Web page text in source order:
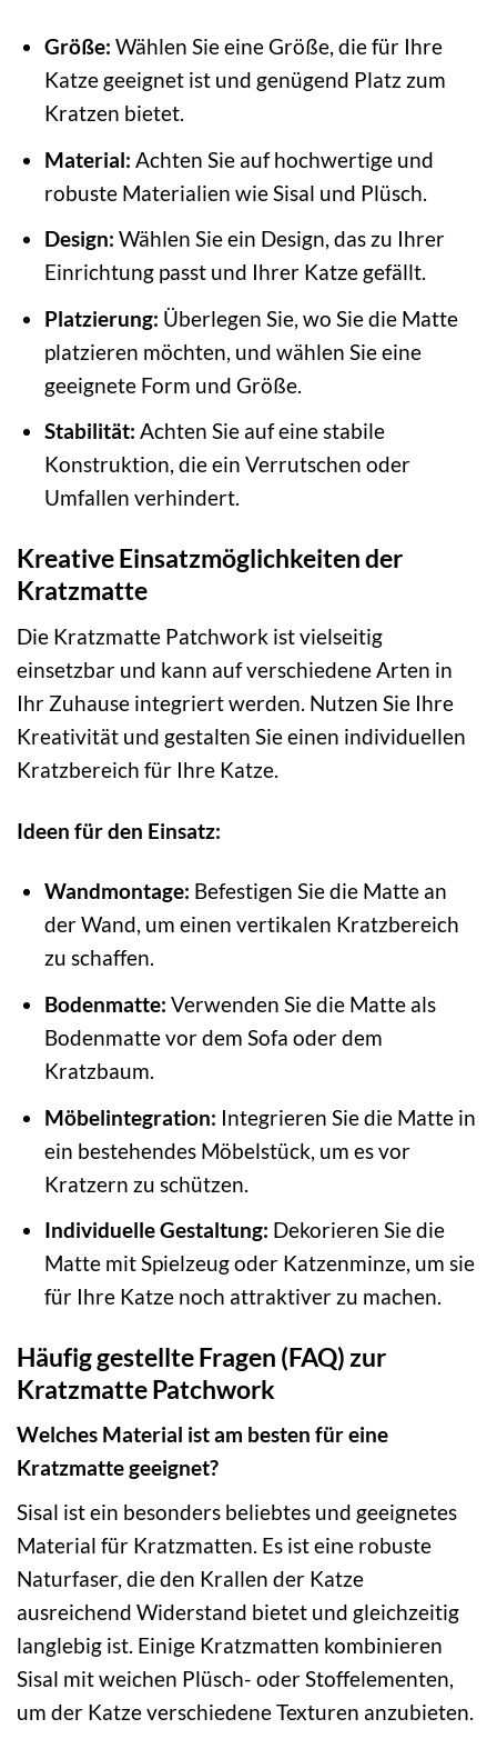
Größe: Wählen Sie eine Größe, die für Ihre
Katze geeignet ist und genügend Platz zum
Kratzen bietet.
Material: Achten Sie auf hochwertige und
robuste Materialien wie Sisal und Plüsch.
Design: Wählen Sie ein Design, das zu Ihrer
Einrichtung passt und Ihrer Katze gefällt.
Platzierung: Überlegen Sie, wo Sie die Matte
platzieren möchten, und wählen Sie eine
geeignete Form und Größe.
Stabilität: Achten Sie auf eine stabile
Konstruktion, die ein Verrutschen oder
Umfallen verhindert.
Kreative Einsatzmöglichkeiten der
Kratzmatte
Die Kratzmatte Patchwork ist vielseitig
einsetzbar und kann auf verschiedene Arten in
Ihr Zuhause integriert werden. Nutzen Sie Ihre
Kreativität und gestalten Sie einen individuellen
Kratzbereich für Ihre Katze.
Ideen für den Einsatz:
Wandmontage: Befestigen Sie die Matte an
der Wand, um einen vertikalen Kratzbereich
zu schaffen.
Bodenmatte: Verwenden Sie die Matte als
Bodenmatte vor dem Sofa oder dem
Kratzbaum.
Möbelintegration: Integrieren Sie die Matte in
ein bestehendes Möbelstück, um es vor
Kratzern zu schützen.
Individuelle Gestaltung: Dekorieren Sie die
Matte mit Spielzeug oder Katzenminze, um sie
für Ihre Katze noch attraktiver zu machen.
Häufig gestellte Fragen (FAQ) zur
Kratzmatte Patchwork
Welches Material ist am besten für eine
Kratzmatte geeignet?
Sisal ist ein besonders beliebtes und geeignetes
Material für Kratzmatten. Es ist eine robuste
Naturfaser, die den Krallen der Katze
ausreichend Widerstand bietet und gleichzeitig
langlebig ist. Einige Kratzmatten kombinieren
Sisal mit weichen Plüsch- oder Stoffelementen,
um der Katze verschiedene Texturen anzubieten.